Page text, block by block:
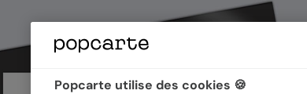
Popcarte utilise des cookies 🍪